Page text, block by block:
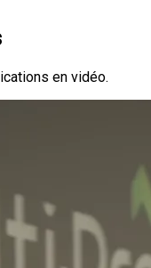
en vidéo.